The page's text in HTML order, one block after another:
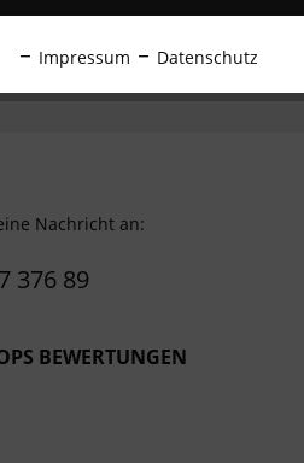
Nachricht an:
376 89
BEWERTUNGEN
Impressum Datenschutz